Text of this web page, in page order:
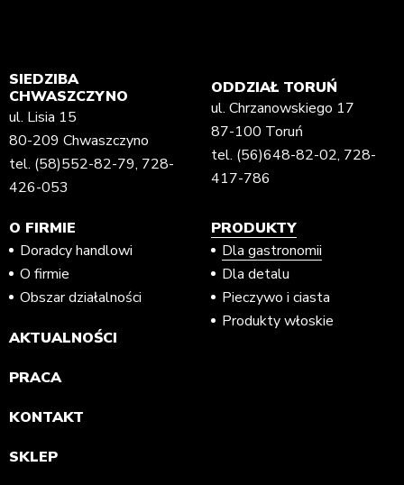
SIEDZIBA
CHWASZCZYNO
ul. Lisia 15
80-209 Chwaszczyno
tel. (58)552-82-79, 728-
426-053
ODDZIAŁ TORUŃ
ul. Chrzanowskiego 17
87-100 Toruń
tel. (56)648-82-02, 728-
417-786
O FIRMIE
Doradcy handlowi
O firmie
Obszar działalności
AKTUALNOŚCI
PRACA
KONTAKT
SKLEP
PRODUKTY
Dla gastronomii
Dla detalu
Pieczywo i ciasta
Produkty włoskie